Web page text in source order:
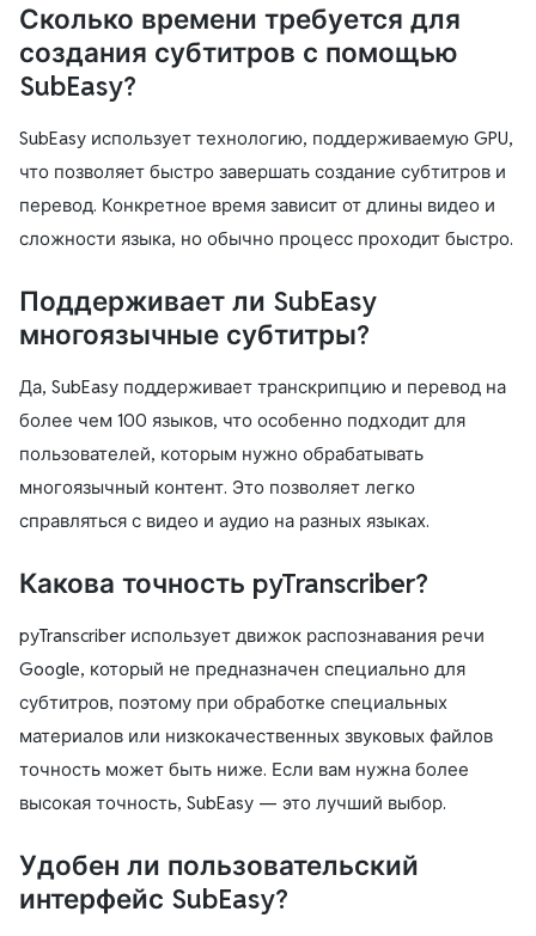
Сколько времени требуется для
создания субтитров с помощью
SubEasy?
SubEasy использует технологию, поддерживаемую GPU,
что позволяет быстро завершать создание субтитров и
перевод. Конкретное время зависит от длины видео и
сложности языка, но обычно процесс проходит быстро.
Поддерживает ли SubEasy
многоязычные субтитры?
Да, SubEasy поддерживает транскрипцию и перевод на
более чем 100 языков, что особенно подходит для
пользователей, которым нужно обрабатывать
многоязычный контент. Это позволяет легко
справляться с видео и аудио на разных языках.
Какова точность pyTranscriber?
pyTranscriber использует движок распознавания речи
Google, который не предназначен специально для
субтитров, поэтому при обработке специальных
материалов или низкокачественных звуковых файлов
точность может быть ниже. Если вам нужна более
высокая точность, SubEasy — это лучший выбор.
Удобен ли пользовательский
интерфейс SubEasy?